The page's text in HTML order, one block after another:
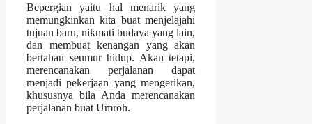
Bepergian yaitu hal menarik yang
memungkinkan kita buat menjelajahi
tujuan baru, nikmati budaya yang lain,
dan membuat kenangan yang akan
bertahan seumur hidup. Akan tetapi,
merencanakan perjalanan dapat
menjadi pekerjaan yang mengerikan,
khususnya bila Anda merencanakan
perjalanan buat Umroh.